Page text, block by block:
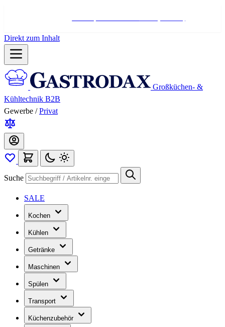
Direkt zum Inhalt
Großküchen- &
Kühltechnik B2B
Gewerbe / Privat
Suche
SALE
Kochen
Kühlen
Getränke
Maschinen
Spülen
Transport
Küchenzubehör